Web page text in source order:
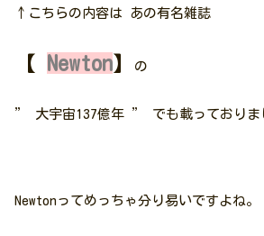
↑こちらの内容は あの有名雑誌
【 Newton】 の
” 大宇宙137億年 ” でも載っておりま
Newtonってめっちゃ分り易いですよね。